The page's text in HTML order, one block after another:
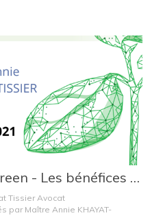
Forum du Cluster Green - Les bénéfices de la loi AGEC pour les entreprises réunionnaises
Tissier Avocat
par Maître Annie KHAYAT-